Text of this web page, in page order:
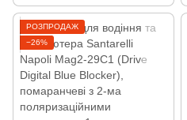
поляризаційною накладкою
РОЗПРОДАЖ
−26%